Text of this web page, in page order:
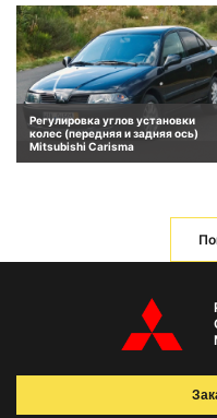
Регулировка углов установки
колес (передняя и задняя ось)
Mitsubishi Carisma